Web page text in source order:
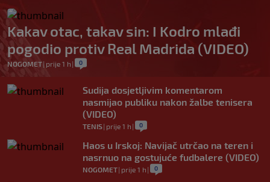
Kakav otac, takav sin: I Kodro mlađi
pogodio protiv Real Madrida (VIDEO)
NOGOMET| prije 1 h | 0
Sudija dosjetljivim komentarom
nasmijao publiku nakon žalbe tenisera
(VIDEO)
TENIS| prije 1 h | 0
Haos u Irskoj: Navijač utrčao na teren i
nasrnuo na gostujuće fudbalere (VIDEO)
NOGOMET| prije 1 h | 0